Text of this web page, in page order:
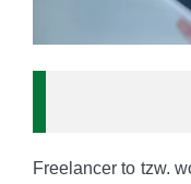
Freelancer to tzw.